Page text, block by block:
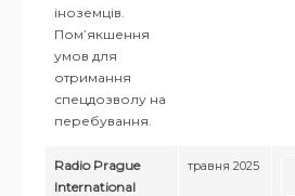
іноземців.
Пом’якшення
умов для
отримання
спецдозволу на
перебування.
Radio Prague
International
травня 2025